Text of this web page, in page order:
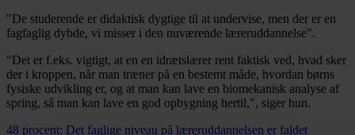
"De studerende er didaktisk dygtige til at undervise, men der er en
fagfaglig dybde, vi misser i den nuværende læreruddannelse".
"Det er f.eks. vigtigt, at en en idrætslærer rent faktisk ved, hvad sker
der i kroppen, når man træner på en bestemt måde, hvordan børns
fysiske udvikling er, og at man kan lave en biomekanisk analyse af
spring, så man kan lave en god opbygning hertil,", siger hun.
48 procent: Det faglige niveau på læreruddannelsen er faldet